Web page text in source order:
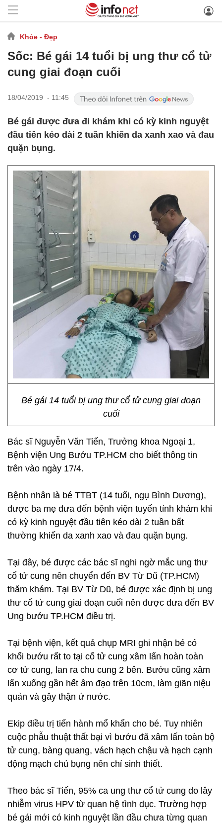
Khỏe - Đẹp
Sốc: Bé gái 14 tuổi bị ung thư cổ tử
cung giai đoạn cuối
18/04/2019 - 11:45
Bé gái được đưa đi khám khi có kỳ kinh nguyệt
đầu tiên kéo dài 2 tuần khiến da xanh xao và đau
quặn bụng.
Bé gái 14 tuổi bị ung thư cổ tử cung giai đoạn
cuối
Bác sĩ Nguyễn Văn Tiến, Trưởng khoa Ngoại 1,
Bệnh viện Ung Bướu TP.HCM cho biết thông tin
trên vào ngày 17/4.
Bệnh nhân là bé TTBT (14 tuổi, ngụ Bình Dương),
được ba mẹ đưa đến bệnh viện tuyến tỉnh khám khi
có kỳ kinh nguyệt đầu tiên kéo dài 2 tuần bất
thường khiến da xanh xao và đau quặn bụng.
Tại đây, bé được các bác sĩ nghi ngờ mắc ung thư
cổ tử cung nên chuyển đến BV Từ Dũ (TP.HCM)
thăm khám. Tại BV Từ Dũ, bé được xác định bị ung
thư cổ tử cung giai đoạn cuối nên được đưa đến BV
Ung bướu TP.HCM điều trị.
Tại bệnh viện, kết quả chụp MRI ghi nhận bé có
khối bướu rất to tại cổ tử cung xâm lấn hoàn toàn
cơ tử cung, lan ra chu cung 2 bên. Bướu cũng xâm
lấn xuống gần hết âm đạo trên 10cm, làm giãn niệu
quản và gây thận ứ nước.
Ekip điều trị tiến hành mổ khẩn cho bé. Tuy nhiên
cuộc phẫu thuật thất bại vì bướu đã xâm lấn toàn bộ
tử cung, bàng quang, vách hạch chậu và hạch cạnh
động mạch chủ bụng nên chỉ sinh thiết.
Theo bác sĩ Tiến, 95% ca ung thư cổ tử cung do lây
nhiễm virus HPV từ quan hệ tình dục. Trường hợp
bé gái mới có kinh nguyệt lần đầu chưa từng quan